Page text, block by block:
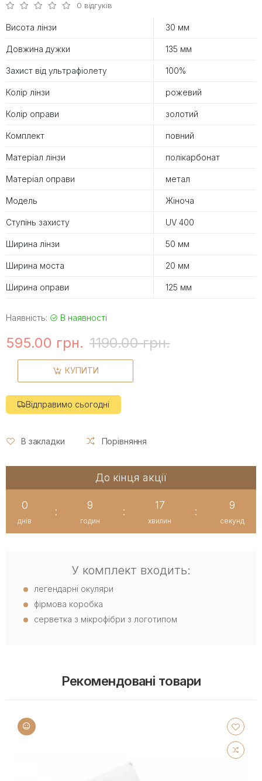
0 відгуків
Висота лінзи 30 мм
Довжина дужки 135 мм
Захист від ультрафіолету 100%
Колір лінзи рожевий
Колір оправи золотий
Комплект повний
Матеріал лінзи полікарбонат
Матеріал оправи метал
Модель Жіноча
Ступінь захисту UV 400
Ширина лінзи 50 мм
Ширина моста 20 мм
Ширина оправи 125 мм
Наявність: В наявності
595.00 грн. 1190.00 грн.
КУПИТИ
Відправимо сьогодні
В закладки Порівняння
До кінця акції
0
днів
:
9
годин
:
17
хвилин
:
9
секунд
У комплект входить:
легендарні окуляри
фірмова коробка
серветка з мікрофібри з логотипом
Рекомендовані товари